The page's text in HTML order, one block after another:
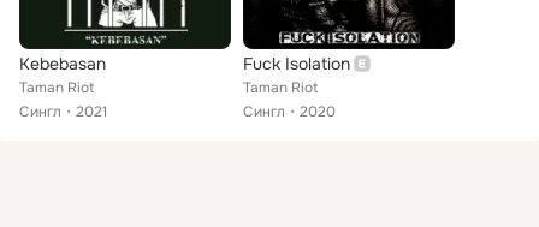
Kebebasan
Taman Riot
Сингл
2021
Fuck Isolation
Taman Riot
Сингл
2020